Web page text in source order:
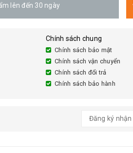
Chính sách chung
Chính sách bảo mật
Chính sách vận chuyển
Chính sách đổi trả
Chính sách bảo hành